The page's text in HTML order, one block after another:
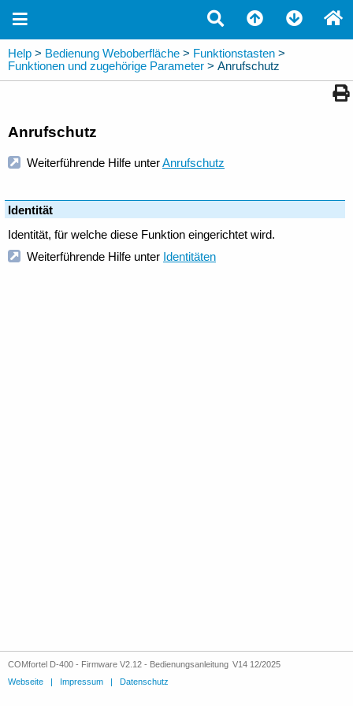
COMfortel D-400 - Firmware V2.12 - Bedienungsanleitung V14 12/2025
Webseite | Impressum | Datenschutz